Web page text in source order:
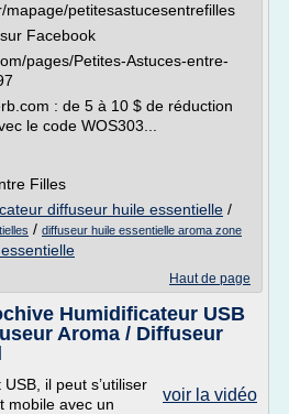
mapage/petitesastucesentrefilles
Facebook
pages/Petites-Astuces-entre-
: de 5 à 10 $ de réduction
le code WOS303...
Filles
diffuseur huile essentielle /
/ diffuseur huile essentielle aroma zone
Haut de page
Humidificateur USB
Aroma / Diffuseur
voir la vidéo
il peut s’utiliser
mobile avec un